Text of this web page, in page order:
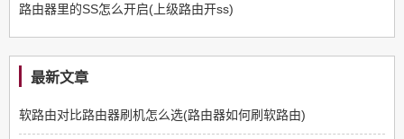
路由器里的SS怎么开启(上级路由开ss)
最新文章
软路由对比路由器刷机怎么选(路由器如何刷软路由)